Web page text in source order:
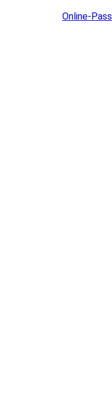
Online-Pass